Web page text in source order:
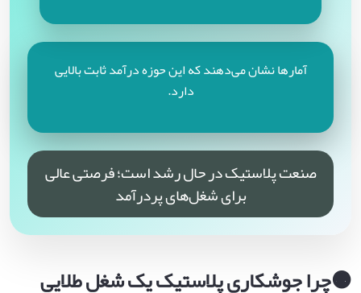
آمارها نشان می‌دهند که این حوزه درآمد ثابت بالایی
دارد.
صنعت پلاستیک در حال رشد است؛ فرصتی عالی
برای شغل‌های پردرآمد
🟠چرا جوشکاری پلاستیک یک شغل طلایی